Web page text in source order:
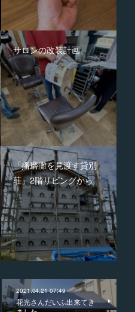
サロンの改装計画
「播磨灘を見渡す貸別
荘」2階リビングから
2021.04.21 07:49
花光さんだいふ出来てき